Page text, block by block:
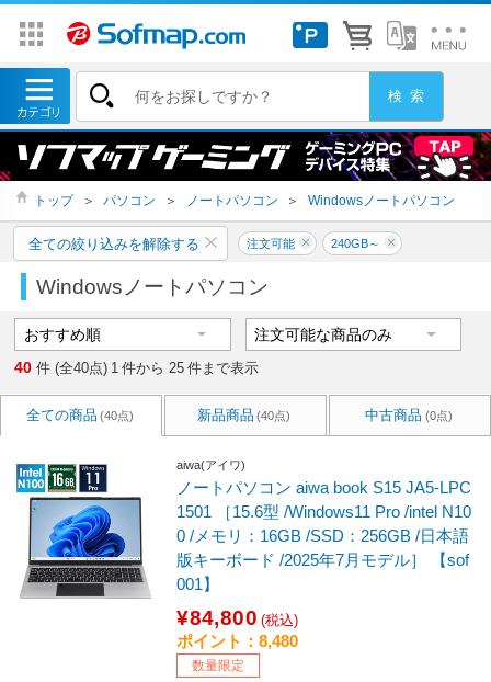
トップ ＞ パソコン ＞ ノートパソコン ＞ Windowsノートパソコン
全ての絞り込みを解除する 注文可能 240GB～
Windowsノートパソコン
40 件 (全40点) 1 件から 25 件まで表示
全ての商品 (40点) 新品商品 (40点) 中古商品 (0点)
aiwa(アイワ)
ノートパソコン aiwa book S15 JA5-LPC
1501 ［15.6型 /Windows11 Pro /intel N10
0 /メモリ：16GB /SSD：256GB /日本語
版キーボード /2025年7月モデル］ 【sof
001】
¥84,800 (税込)
ポイント：8,480
数量限定